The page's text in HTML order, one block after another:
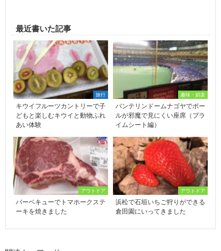
最近書いた記事
旅行
キウイフルーツカントリーで子
どもと楽しむキウイと動物ふれ
あい体験
趣味・娯楽
バンテリンドームナゴヤでポー
ルが邪魔で見にくい座席（プラ
イムシート編）
アウトドア
バーベキューでトマホークステ
ーキを焼きました
アウトドア
浜松で石垣いちご狩りができる
倉田園にいってきました